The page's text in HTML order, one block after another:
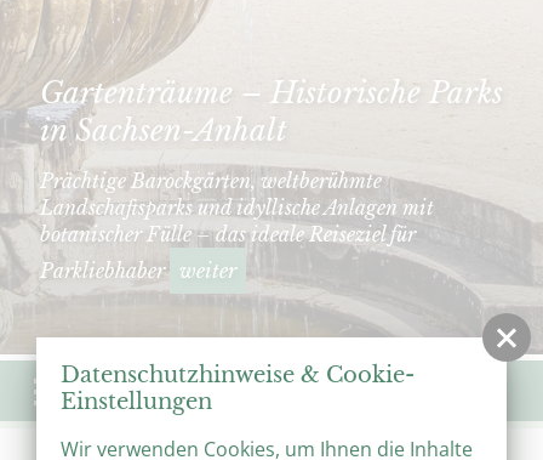
Gartenträume – Historische Parks
in Sachsen-Anhalt
Prächtige Barockgärten, weltberühmte
Landschaftsparks und idyllische Anlagen mit
botanischer Fülle – das ideale Reiseziel für
Parkliebhaber weiter
Menü
Start Veranstaltungen Veranstaltungskalender
Datenschutzhinweise & Cookie-
Einstellungen
Wir verwenden Cookies, um Ihnen die Inhalte